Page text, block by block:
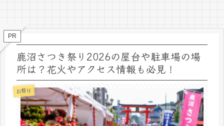
PR
鹿沼さつき祭り2026の屋台や駐車場の場
所は？花火やアクセス情報も必見！
お祭り